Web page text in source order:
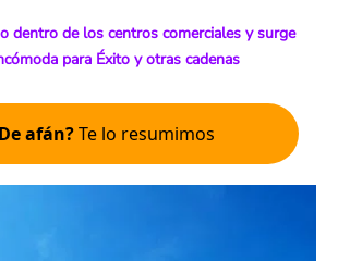
dentro de los centros comerciales y surge
para Éxito y otras cadenas
afán?Te lo resumimos